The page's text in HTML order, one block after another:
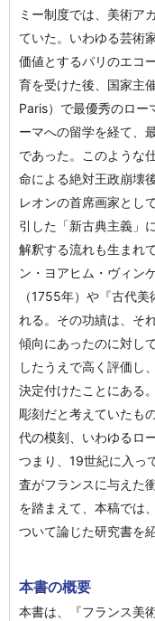
ミー制度では、美術ア
ていた。いわゆる芸術
価値とするパリのエコ
育を受けた後、国家主
Paris）で最優秀のロー
ーマへの留学を経て、
であった。このような
命による絶対王政崩壊
レオンの首席画家とし
引した「新古典主義」
解釈する流れも生まれ
ン・ヨアヒム・ヴィン
（1755年）や『古代
れる。その功績は、そ
傾向にあったのに対し
したうえで高く評価し
決定付けたことにある
彫刻だと考えていたも
代の模刻、いわゆるロ
つまり、19世紀に入っ
査がフランスに与えた
を踏まえて、本稿では
ついて論じた研究書を
本書の概要
本書は、『フランス美